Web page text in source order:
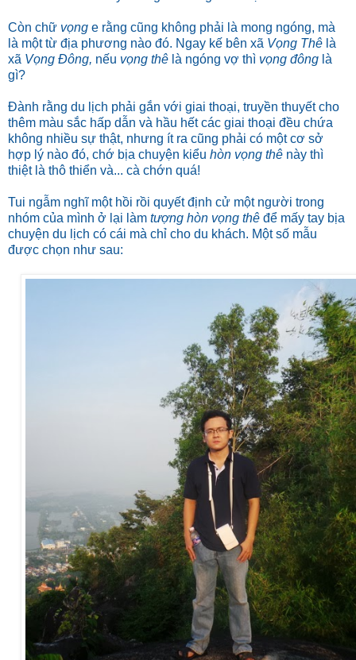
Còn chữ vọng e rằng cũng không phải là mong ngóng, mà
là một từ địa phương nào đó. Ngay kế bên xã Vọng Thê là
xã Vọng Đông, nếu vọng thê là ngóng vợ thì vọng đông là
gì?
Đành rằng du lịch phải gắn với giai thoại, truyền thuyết cho
thêm màu sắc hấp dẫn và hầu hết các giai thoại đều chứa
không nhiều sự thật, nhưng ít ra cũng phải có một cơ sở
hợp lý nào đó, chớ bịa chuyện kiểu hòn vọng thê này thì
thiệt là thô thiển và... cà chớn quá!
Tui ngẫm nghĩ một hồi rồi quyết định cử một người trong
nhóm của mình ở lại làm tượng hòn vọng thê để mấy tay bịa
chuyện du lịch có cái mà chỉ cho du khách. Một số mẫu
được chọn như sau: